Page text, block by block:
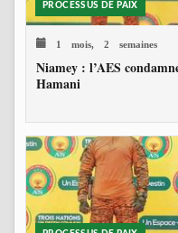
PROCESSUS DE PAIX
1 mois, 2 semaines
Niamey : l’AES
Hamani